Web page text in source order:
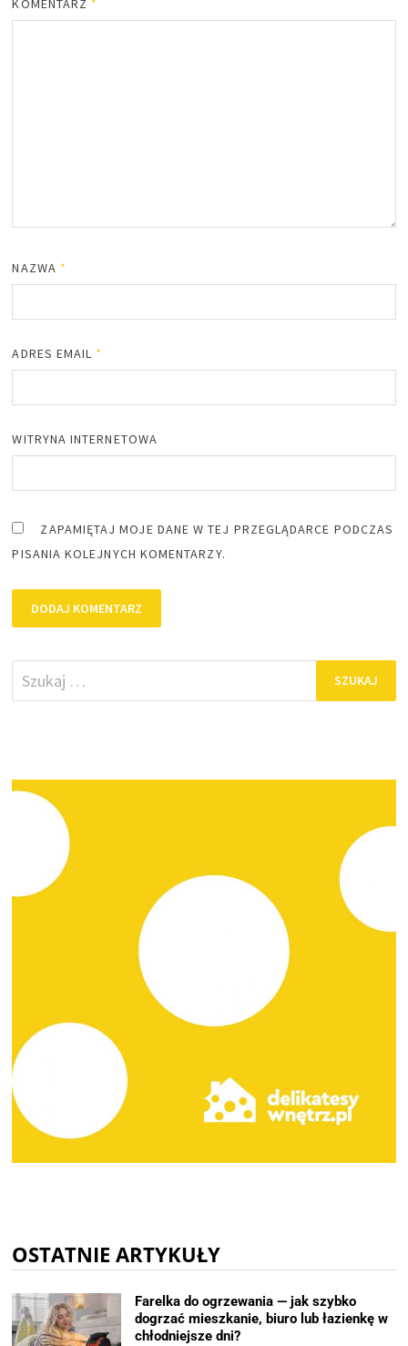
KOMENTARZ *
NAZWA *
ADRES EMAIL *
WITRYNA INTERNETOWA
ZAPAMIĘTAJ MOJE DANE W TEJ PRZEGLĄDARCE PODCZAS
PISANIA KOLEJNYCH KOMENTARZY.
Szukaj:
OSTATNIE ARTYKUŁY
Farelka do ogrzewania — jak szybko
dogrzać mieszkanie, biuro lub łazienkę w
chłodniejsze dni?